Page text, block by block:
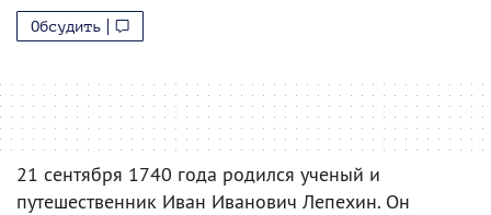
Обсудить
21 сентября 1740 года родился ученый и
путешественник Иван Иванович Лепехин. Он